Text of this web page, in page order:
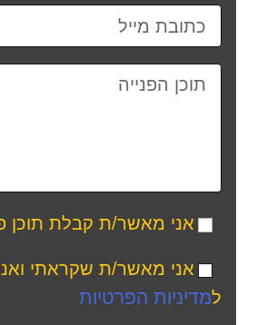
אני מאשר/ת קבלת תוכן
אני מאשר/ת שקראתי
למדיניות הפרטיות